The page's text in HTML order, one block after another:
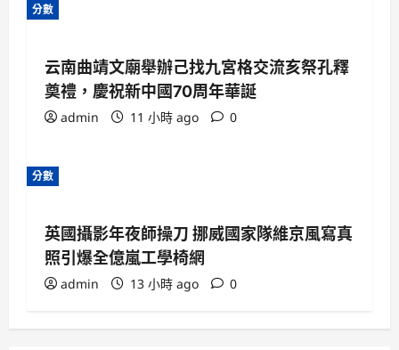
分數
云南曲靖文廟舉辦己找九宮格交流亥祭孔釋
奠禮，慶祝新中國70周年華誕
admin 11 小時 ago 0
分數
英國攝影年夜師操刀 挪威國家隊維京風寫真
照引爆全億嵐工學椅網
admin 13 小時 ago 0